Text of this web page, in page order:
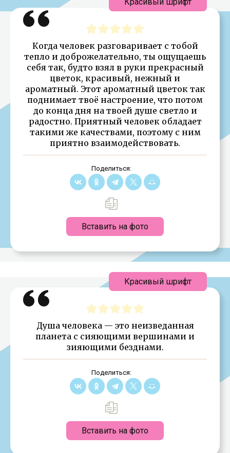
Когда человек разговаривает с тобой
тепло и доброжелательно, ты ощущаешь
себя так, будто взял в руки прекрасный
цветок, красивый, нежный и
ароматный. Этот ароматный цветок так
поднимает твоё настроение, что потом
до конца дня на твоей душе светло и
радостно. Приятный человек обладает
такими же качествами, поэтому с ним
приятно взаимодействовать.
Поделиться:
Вставить на фото
Душа человека — это неизведанная
планета с сияющими вершинами и
зияющими безднами.
Поделиться:
Вставить на фото
Красивый шрифт